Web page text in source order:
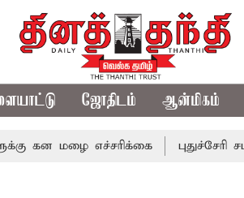
ஜோதிடம் ஆன்மிகம்
மழை எச்சரிக்கை புதுச்சேரி